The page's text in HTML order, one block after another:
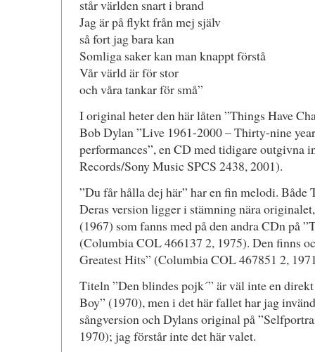
står världen snart i brand
Jag är på flykt från mej själv
så fort jag bara kan
Somliga saker kan man knappt förstå
Vår värld är för stor
och våra tankar för små”
I original heter den här låten ”Things Have
Bob Dylan ”Live 1961-2000 – Thirty-nine
performances”, en CD med tidigare outgivna
Records/Sony Music SPCS 2438, 2001).
”Du får hålla dej här” har en fin melodi. Både
Deras version ligger i stämning nära
(1967) som fanns med på den andra CDn på
(Columbia COL 466137 2, 1975). Den finns
Greatest Hits” (Columbia COL 467851 2,
Titeln ”Den blindes pojk´” är väl inte en
Boy” (1970), men i det här fallet har jag
sångversion och Dylans original på
1970); jag förstår inte det här valet.